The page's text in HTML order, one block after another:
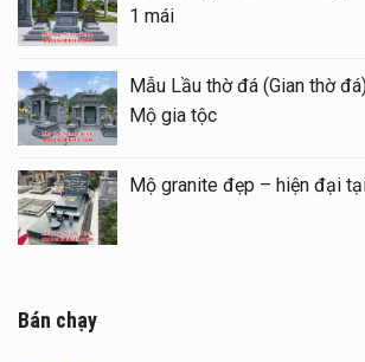
1 mái
Mẫu Lầu thờ đá (Gian thờ
Mộ gia tộc
Mộ granite đẹp – hiện đại
Bán chạy